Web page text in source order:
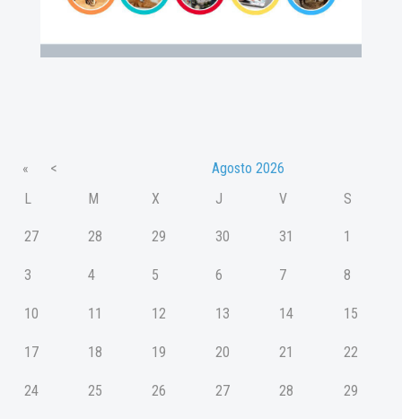
« < Agosto 2026
L
M X J V S
27 28 29 30 31 1
3 4 5 6 7 8
10 11 12 13 14 15
17 18 19 20 21 22
24 25 26 27 28 29